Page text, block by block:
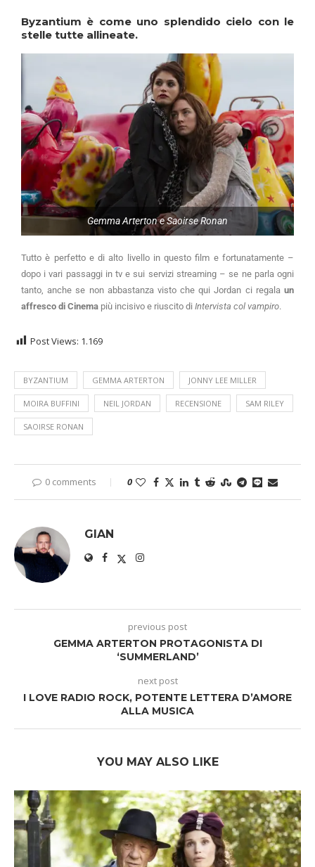
Byzantium è come uno splendido cielo con le
stelle tutte allineate.
Gemma Arterton e Saoirse Ronan
Tutto è perfetto e di alto livello in questo film e fortunatamente –
dopo i vari passaggi in tv e sui servizi streaming – se ne parla ogni
tanto, anche se non abbastanza visto che qui Jordan ci regala un
affresco di Cinema più incisivo e riuscito di Intervista col vampiro.
Post Views: 1.169
BYZANTIUM GEMMA ARTERTON JONNY LEE MILLER
MOIRA BUFFINI NEIL JORDAN RECENSIONE SAM RILEY
SAOIRSE RONAN
0 comments 0
GIAN
previous post
GEMMA ARTERTON PROTAGONISTA DI
‘SUMMERLAND’
next post
I LOVE RADIO ROCK, POTENTE LETTERA D’AMORE
ALLA MUSICA
YOU MAY ALSO LIKE